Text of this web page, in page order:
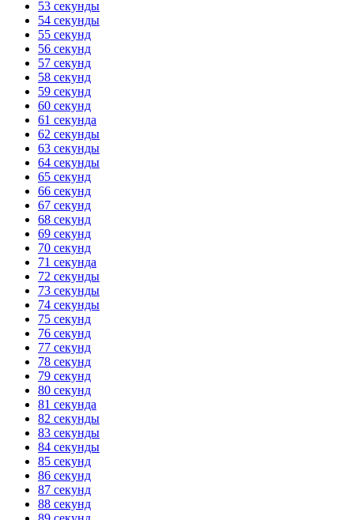
53 секунды
54 секунды
55 секунд
56 секунд
57 секунд
58 секунд
59 секунд
60 секунд
61 секунда
62 секунды
63 секунды
64 секунды
65 секунд
66 секунд
67 секунд
68 секунд
69 секунд
70 секунд
71 секунда
72 секунды
73 секунды
74 секунды
75 секунд
76 секунд
77 секунд
78 секунд
79 секунд
80 секунд
81 секунда
82 секунды
83 секунды
84 секунды
85 секунд
86 секунд
87 секунд
88 секунд